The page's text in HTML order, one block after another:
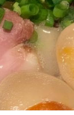
トに
入を